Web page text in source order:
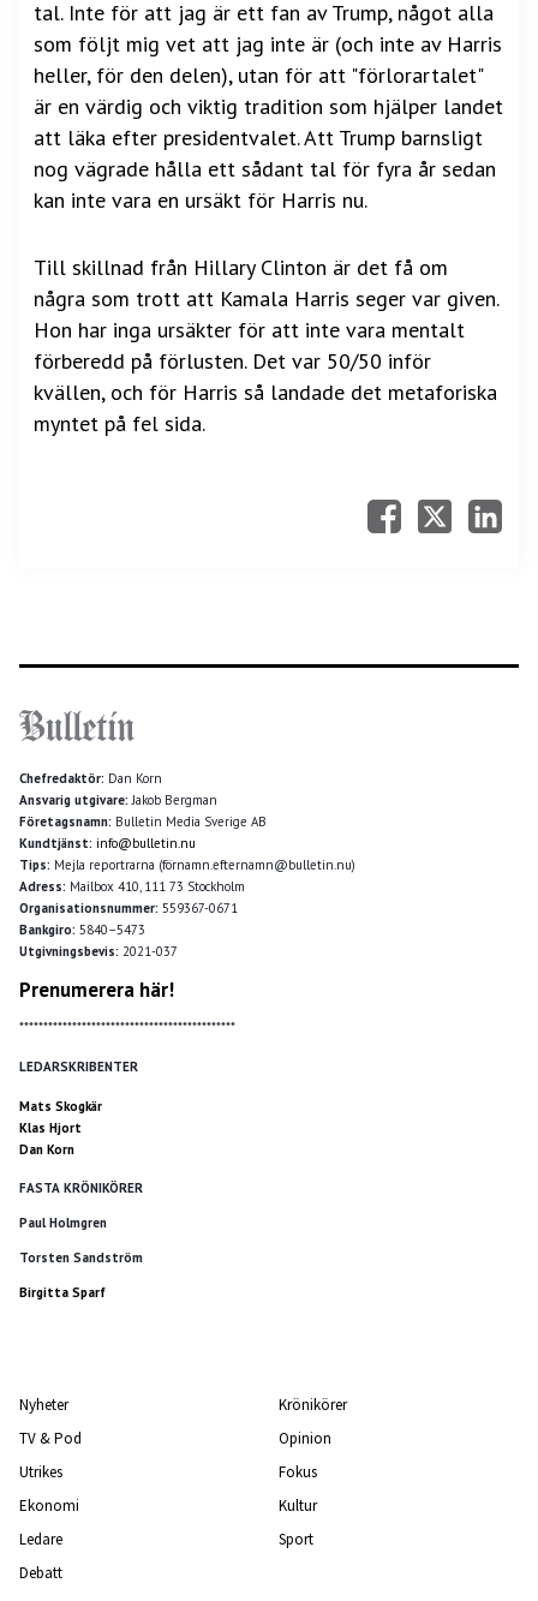
tal. Inte för att jag är ett fan av Trump, något alla
som följt mig vet att jag inte är (och inte av Harris
heller, för den delen), utan för att "förlorartalet"
är en värdig och viktig tradition som hjälper landet
att läka efter presidentvalet. Att Trump barnsligt
nog vägrade hålla ett sådant tal för fyra år sedan
kan inte vara en ursäkt för Harris nu.
Till skillnad från Hillary Clinton är det få om
några som trott att Kamala Harris seger var given.
Hon har inga ursäkter för att inte vara mentalt
förberedd på förlusten. Det var 50/50 inför
kvällen, och för Harris så landade det metaforiska
myntet på fel sida.
Chefredaktör: Dan Korn
Ansvarig utgivare:Jakob Bergman
Företagsnamn: Bulletin Media Sverige AB
Kundtjänst: info@bulletin.nu
Tips: Mejla reportrarna (förnamn.efternamn@bulletin.nu)
Adress: Mailbox 410, 111 73 Stockholm
Organisationsnummer: 559367-0671
Bankgiro: 5840–5473
Utgivningsbevis: 2021-037
Prenumerera här!
*********************************************
LEDARSKRIBENTER
Mats Skogkär
Klas Hjort
Dan Korn
FASTA KRÖNIKÖRER
Paul Holmgren
Torsten Sandström
Birgitta Sparf
Nyheter
TV & Pod
Utrikes
Ekonomi
Ledare
Debatt
Krönikörer
Opinion
Fokus
Kultur
Sport